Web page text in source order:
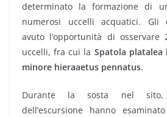
determinato la formazione di
numerosi uccelli acquatici. Gli
avuto l’opportunità di
uccelli, fra cui la Spatola platalea
minore hieraaetus pennatus.
Durante la sosta nel sito,
dell’escursione hanno